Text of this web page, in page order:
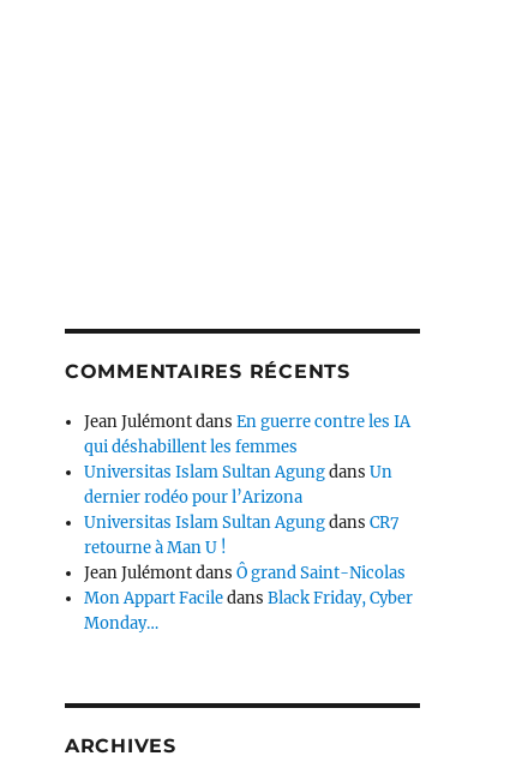
COMMENTAIRES RÉCENTS
Jean JulémontdansEn guerre contre les IA
qui déshabillent les femmes
Universitas Islam Sultan AgungdansUn
dernier rodéo pour l’Arizona
Universitas Islam Sultan AgungdansCR7
retourne à Man U !
Jean JulémontdansÔ grand Saint-Nicolas
Mon Appart FaciledansBlack Friday, Cyber
Monday…
ARCHIVES